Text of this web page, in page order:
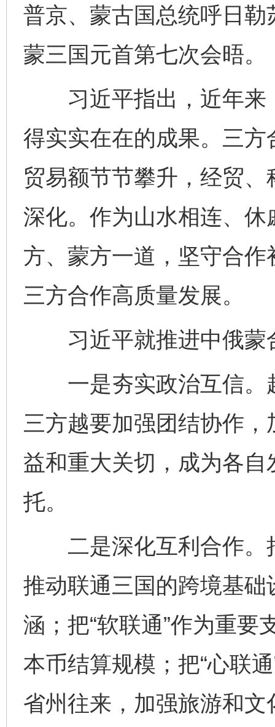
普京、蒙古国总统呼日
蒙三国元首第七次会晤。
习近平指出，近年来
得实实在在的成果。三
贸易额节节攀升，经贸
深化。作为山水相连、
方、蒙方一道，坚守合
三方合作高质量发展。
习近平就推进中俄蒙
一是夯实政治互信。
三方越要加强团结协作
益和重大关切，成为各
托。
二是深化互利合作。
推动联通三国的跨境基
涵；把“软联通”作为重要
本币结算规模；把“心联
省州往来，加强旅游和